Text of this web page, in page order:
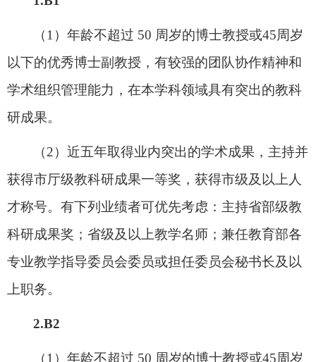
（1）年龄不超过 50 周岁的博士教授或45周岁
以下的优秀博士副教授 ，有较强的团队协作精神和
学术组织管理能力，在本学科领域具有突出的教科
研成果。
（2）近五年取得业内突出的学术成果 ， 主持并
获得市厅级教科研成果一等奖 ， 获得市级及以上人
才称号。有下列业绩者可优先考虑 ：主持省部级教
科研成果奖；省级及以上教学名师；兼任教育部各
专业教学指导委员会委员或担任委员会秘书长及以
上职务。
2.B2
（1）年龄不超过 50 周岁的博士教授或45周岁